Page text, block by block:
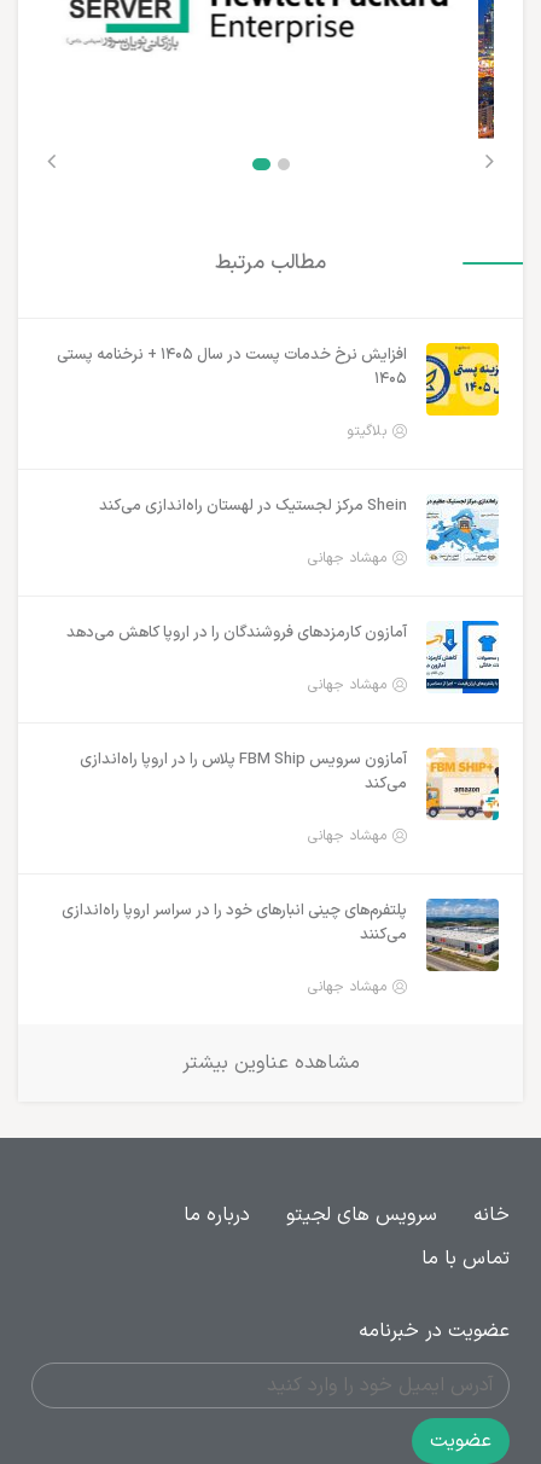
مطالب مرتبط
افزایش نرخ خدمات پست در سال ۱۴۰۵ + نرخنامه پستی
۱۴۰۵
بلاگیتو
Shein مرکز لجستیک در لهستان راه‌اندازی می‌کند
مهشاد جهانی
آمازون کارمزدهای فروشندگان را در اروپا کاهش می‌دهد
مهشاد جهانی
آمازون سرویس FBM Ship پلاس را در اروپا راه‌اندازی
می‌کند
مهشاد جهانی
پلتفرم‌های چینی انبارهای خود را در سراسر اروپا راه‌اندازی
می‌کنند
مهشاد جهانی
مشاهده عناوین بیشتر
خانه سرویس های لجیتو
درباره ما
تماس با ما
عضویت در خبرنامه
عضویت